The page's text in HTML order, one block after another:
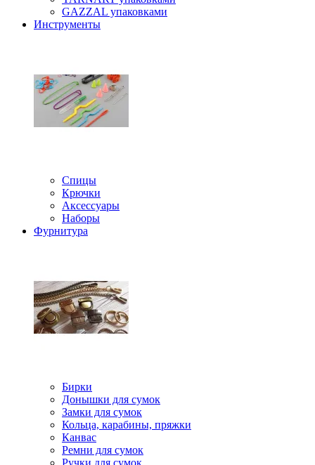
GAZZAL упаковками
Инструменты
Спицы
Крючки
Аксессуары
Наборы
Фурнитура
Бирки
Донышки для сумок
Замки для сумок
Кольца, карабины, пряжки
Канвас
Ремни для сумок
Ручки для сумок